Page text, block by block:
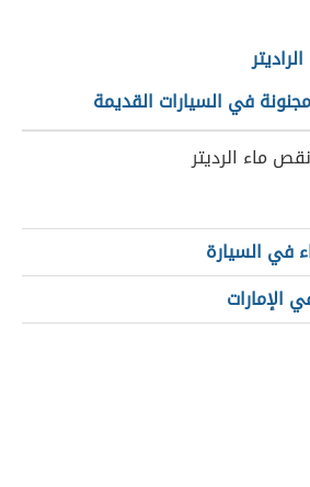
في السيارات القديمة
في السيارة
الإمارات